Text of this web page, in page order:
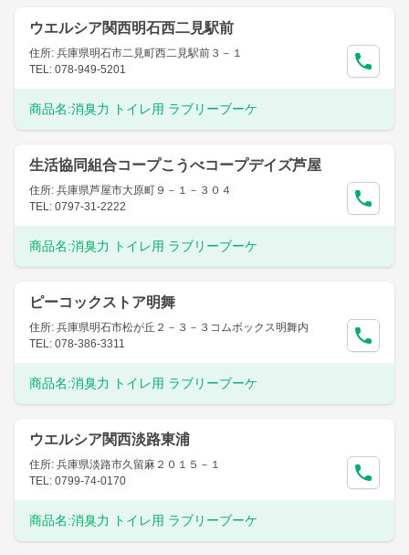
ウエルシア関西明石西二見駅前
住所: 兵庫県明石市二見町西二見駅前３－１
TEL: 078-949-5201
商品名:消臭力 トイレ用 ラブリーブーケ
生活協同組合コープこうべコープデイズ芦屋
住所: 兵庫県芦屋市大原町９－１－３０４
TEL: 0797-31-2222
商品名:消臭力 トイレ用 ラブリーブーケ
ピーコックストア明舞
住所: 兵庫県明石市松が丘２－３－３コムボックス明舞内
TEL: 078-386-3311
商品名:消臭力 トイレ用 ラブリーブーケ
ウエルシア関西淡路東浦
住所: 兵庫県淡路市久留麻２０１５－１
TEL: 0799-74-0170
商品名:消臭力 トイレ用 ラブリーブーケ